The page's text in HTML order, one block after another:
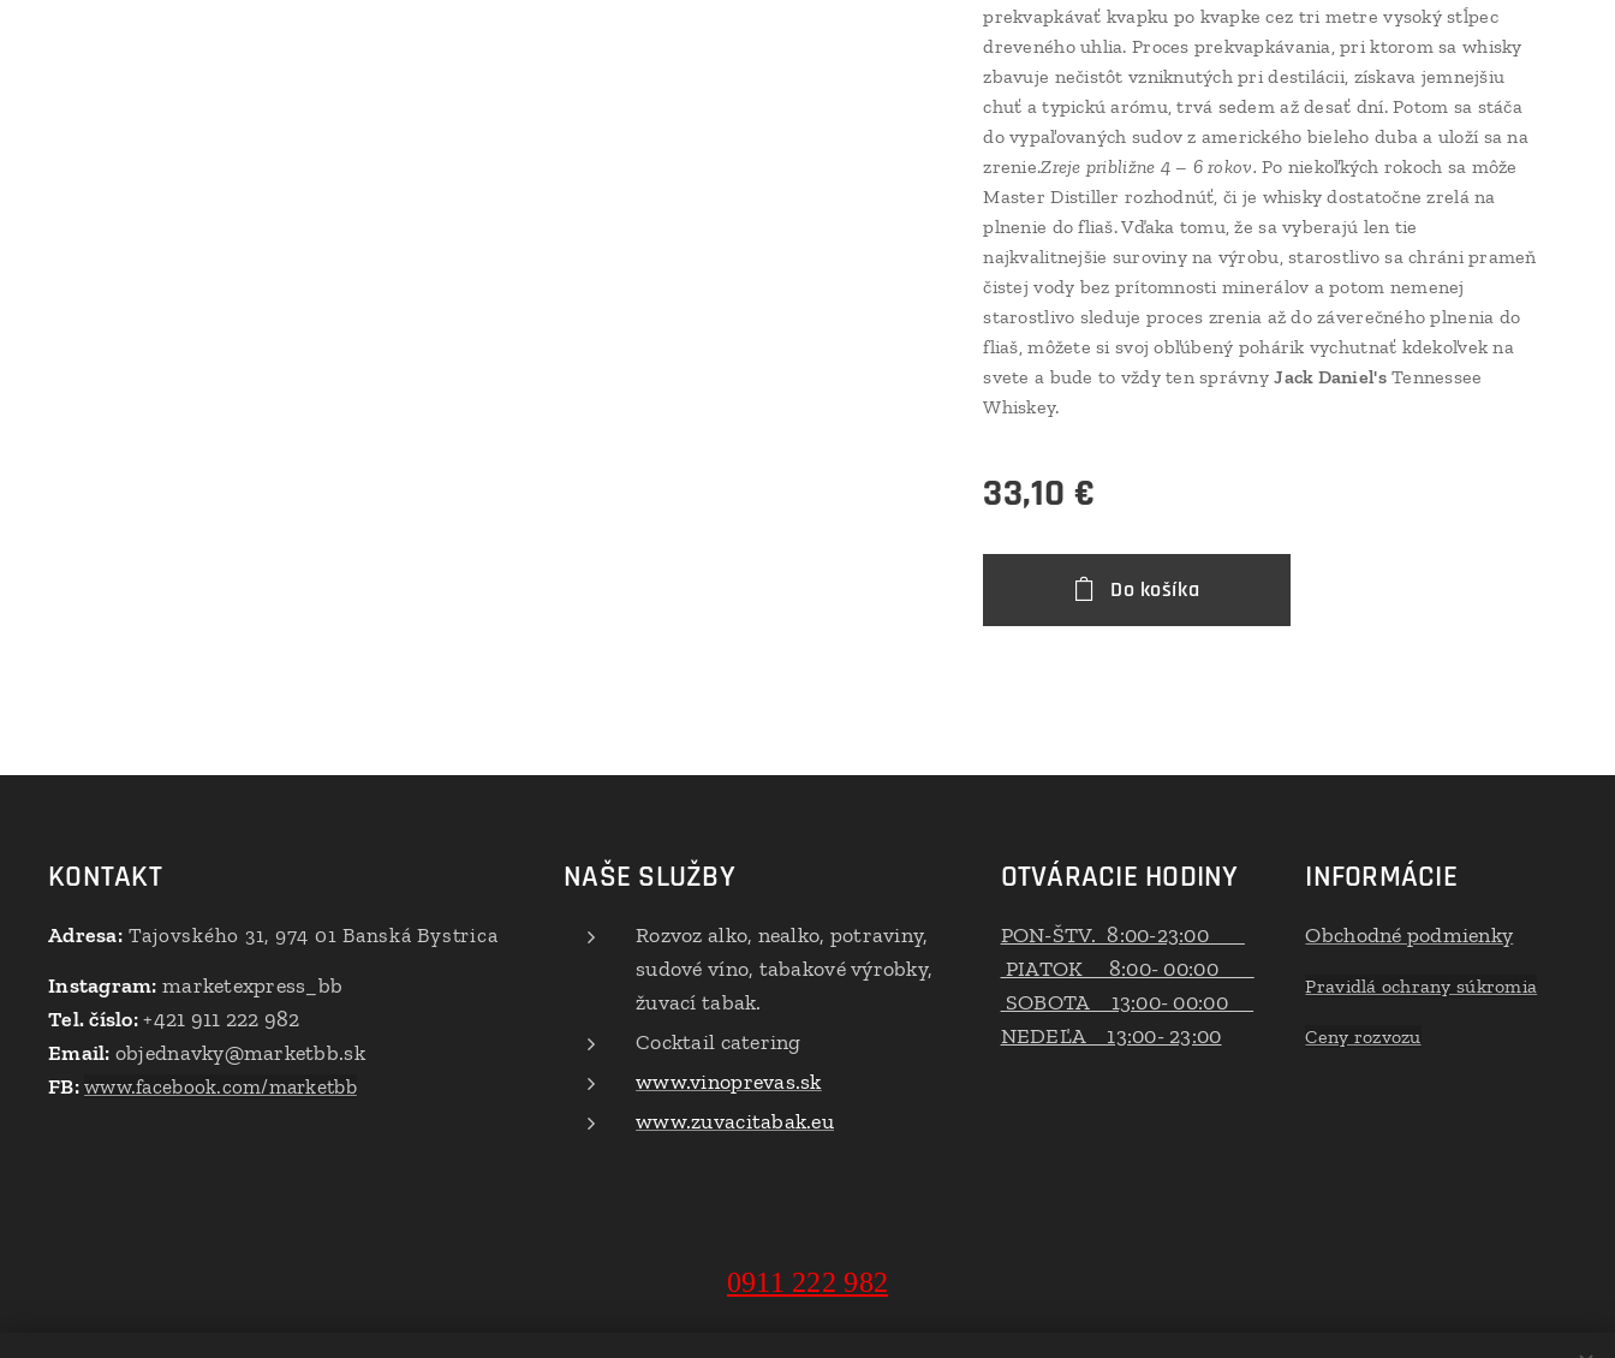
prekvapkávať kvapku po kvapke cez tri metre vysoký stĺpec
dreveného uhlia. Proces prekvapkávania, pri ktorom sa whisky
zbavuje nečistôt vzniknutých pri destilácii, získava jemnejšiu
chuť a typickú arómu, trvá sedem až desať dní. Potom sa stáča
do vypaľovaných sudov z amerického bieleho duba a uloží sa na
zrenie.Zreje približne 4 – 6 rokov. Po niekoľkých rokoch sa môže
Master Distiller rozhodnúť, či je whisky dostatočne zrelá na
plnenie do fliaš. Vďaka tomu, že sa vyberajú len tie
najkvalitnejšie suroviny na výrobu, starostlivo sa chráni prameň
čistej vody bez prítomnosti minerálov a potom nemenej
starostlivo sleduje proces zrenia až do záverečného plnenia do
fliaš, môžete si svoj obľúbený pohárik vychutnať kdekoľvek na
svete a bude to vždy ten správnyJack Daniel'sTennessee
Whiskey.
33,10 €
Do košíka
KONTAKT
Adresa:Tajovského 31, 974 01 Banská Bystrica
Instagram: marketexpress_bb
Tel. číslo:+421 911 222 982
Email: objednavky@marketbb.sk
FB: www.facebook.com/marketbb
NAŠE SLUŽBY
Rozvoz alko, nealko, potraviny,
sudové víno, tabakové výrobky,
žuvací tabak.
Cocktail catering
www.vinoprevas.sk
www.zuvacitabak.eu
OTVÁRACIE HODINY
PON-ŠTV. 8:00-23:00
PIATOK 8:00- 00:00
SOBOTA 13:00- 00:00
NEDEĽA 13:00- 23:00
INFORMÁCIE
Obchodné podmienky
Pravidlá ochrany súkromia
Ceny rozvozu
0911 222 982